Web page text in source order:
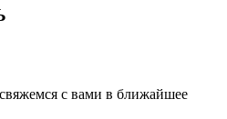
с вами в ближайшее